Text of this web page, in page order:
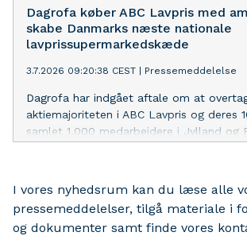
Foodservice udviklet et særligt diplom
en tilhørende pin, som gruppeledere kan
spejdere, der viser mod og nysgerrighed
Dagrofa køber ABC Lavpris med
skabe Danmarks næste nationale
lavprissupermarkedskæde
3.7.2026 09:20:38 CEST Pressemeddelelse
Dagrofa har indgået aftale om at
aktiemajoriteten i ABC Lavpris og deres
samlet 1.000 medarbejdere i Jylland og
udvikles til en landsdækkende
lavprissupermarkedskæde.
I vores nyhedsrum kan du læse alle
pressemeddelelser, tilgå materiale i
og dokumenter samt finde vores